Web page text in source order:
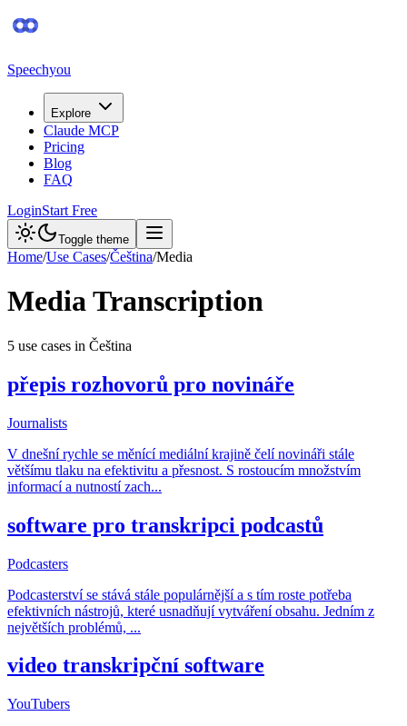
Speechyou
Explore
Claude MCP
Pricing
Blog
FAQ
LoginStart Free
Toggle theme
Home/Use Cases/Čeština/Media
MediaTranscription
5 use cases in Čeština
přepis rozhovorů pro novináře
Journalists
V dnešní rychle se měnící mediální krajině čelí novináři stále
většímu tlaku na efektivitu a přesnost. S rostoucím množstvím
informací a nutností zach...
software pro transkripci podcastů
Podcasters
Podcasterství se stává stále populárnější a s tím roste potřeba
efektivních nástrojů, které usnadňují vytváření obsahu. Jedním z
největších problémů, ...
video transkripční software
YouTubers